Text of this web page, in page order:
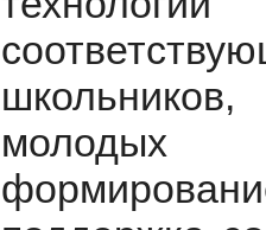
молодых